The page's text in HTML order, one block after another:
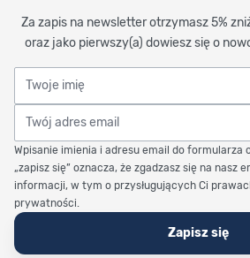
Za zapis na newsletter otrzymasz 5%
oraz jako pierwszy(a) dowiesz się o
Twoje imię
Twój adres email
Wpisanie imienia i adresu email do formularza
„zapisz się” oznacza, że zgadzasz się na nasz
informacji, w tym o przysługujących Ci
prywatności.
Zapisz się